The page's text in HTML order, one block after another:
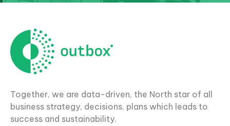
Together, we are data-driven, the North star of all
business strategy, decisions, plans which leads to
success and sustainability.